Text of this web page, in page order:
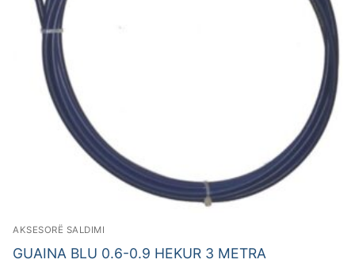
AKSESORË SALDIMI
GUAINA BLU 0.6-0.9 HEKUR 3 METRA